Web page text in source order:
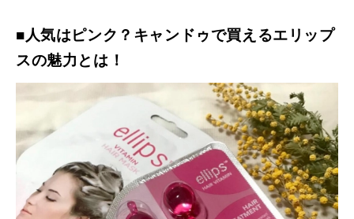
■人気はピンク？キャンドゥで買えるエリップ
スの魅力とは！